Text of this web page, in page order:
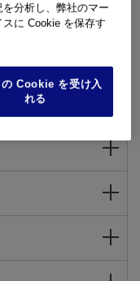
分析し、弊社のマー
に Cookie を保存す
Cookie を受け入
れる